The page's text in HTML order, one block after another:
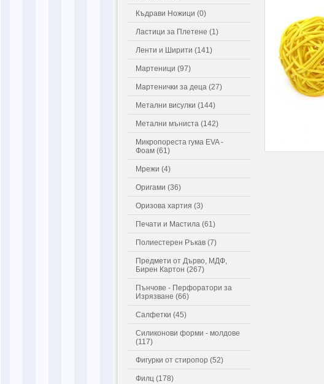
Къдрави Ножици (0)
Ластици за Плетене (1)
Ленти и Ширити (141)
Мартеници (97)
Мартенички за деца (27)
Метални висулки (144)
Метални мъниста (142)
Микропореста гума EVA -
Фоам (61)
Мрежи (4)
Оригами (36)
Оризова хартия (3)
Печати и Мастила (61)
Полиестерен Ръкав (7)
Предмети от Дърво, МДФ,
Бирен Картон (267)
Пънчове - Перфоратори за
Изрязване (66)
Салфетки (45)
Силиконови форми - молдове
(117)
Фигурки от стиропор (52)
Филц (178)